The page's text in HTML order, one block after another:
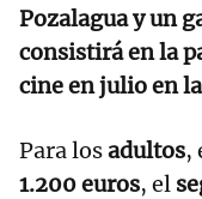
Pozalagua y un
consistirá en la
cine en julio en
Para losadultos,
1.200 euros, el